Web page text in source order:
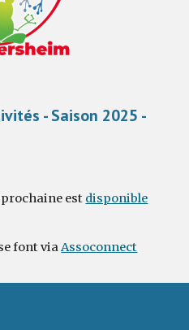
- Saison 2025 -
est disponible
font viaAssoconnect